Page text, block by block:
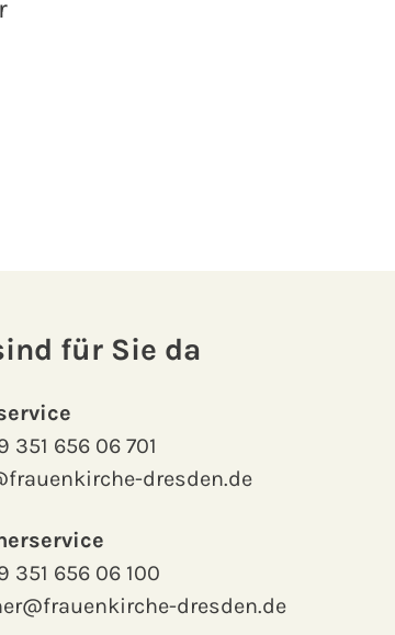
für Sie da
351 656 06 701
dresden.de
351 656 06 100
dresden.de